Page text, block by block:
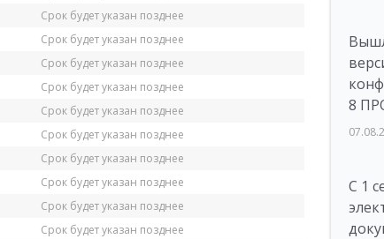
Срок будет указан позднее
Срок будет указан позднее
Срок будет указан позднее
Срок будет указан позднее
Срок будет указан позднее
Срок будет указан позднее
Срок будет указан позднее
Срок будет указан позднее
Срок будет указан позднее
Срок будет указан позднее
8
С 1